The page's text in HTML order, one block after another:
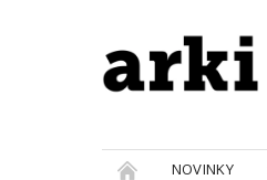
NOVINKY